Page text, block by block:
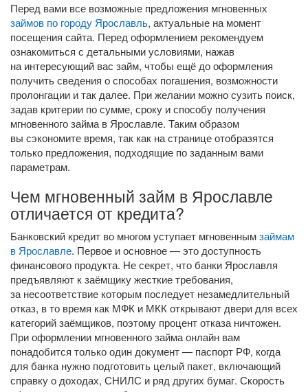
Перед вами все возможные предложения мгновенных
займов по городу Ярославль, актуальные на момент
посещения сайта. Перед оформлением рекомендуем
ознакомиться с детальными условиями, нажав
на интересующий вас займ, чтобы ещё до оформления
получить сведения о способах погашения, возможности
пролонгации и так далее. При желании можно сузить поиск,
задав критерии по сумме, сроку и способу получения
мгновенного займа в Ярославле. Таким образом
вы сэкономите время, так как на странице отобразятся
только предложения, подходящие по заданным вами
параметрам.
Чем мгновенный займ в Ярославле
отличается от кредита?
Банковский кредит во многом уступает мгновеннымзаймам
в Ярославле. Первое и основное — это доступность
финансового продукта. Не секрет, что банки Ярославля
предъявляют к заёмщику жесткие требования,
за несоответствие которым последует незамедлительный
отказ, в то время как МФК и МКК открывают двери для всех
категорий заёмщиков, поэтому процент отказа ничтожен.
При оформлении мгновенного займа онлайн вам
понадобится только один документ — паспорт РФ, когда
для банка нужно подготовить целый пакет, включающий
справку о доходах, СНИЛС и ряд других бумаг. Скорость